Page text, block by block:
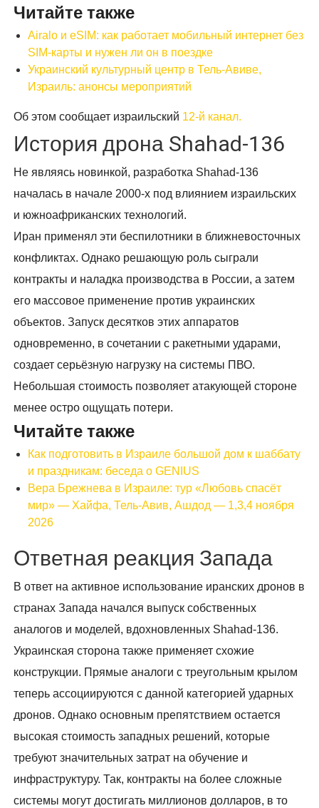
Читайте также
Airalo и eSIM: как работает мобильный интернет без
SIM-карты и нужен ли он в поездке
Украинский культурный центр в Тель-Авиве,
Израиль: анонсы мероприятий
Об этом сообщает израильский 12-й канал.
История дрона Shahad-136
Не являясь новинкой, разработка Shahad-136
началась в начале 2000-х под влиянием израильских
и южноафриканских технологий.
Иран применял эти беспилотники в ближневосточных
конфликтах. Однако решающую роль сыграли
контракты и наладка производства в России, а затем
его массовое применение против украинских
объектов. Запуск десятков этих аппаратов
одновременно, в сочетании с ракетными ударами,
создает серьёзную нагрузку на системы ПВО.
Небольшая стоимость позволяет атакующей стороне
менее остро ощущать потери.
Читайте также
Как подготовить в Израиле большой дом к шаббату
и праздникам: беседа о GENIUS
Вера Брежнева в Израиле: тур «Любовь спасёт
мир» — Хайфа, Тель-Авив, Ашдод — 1,3,4 ноября
2026
Ответная реакция Запада
В ответ на активное использование иранских дронов в
странах Запада начался выпуск собственных
аналогов и моделей, вдохновленных Shahad-136.
Украинская сторона также применяет схожие
конструкции. Прямые аналоги с треугольным крылом
теперь ассоциируются с данной категорией ударных
дронов. Однако основным препятствием остается
высокая стоимость западных решений, которые
требуют значительных затрат на обучение и
инфраструктуру. Так, контракты на более сложные
системы могут достигать миллионов долларов, в то